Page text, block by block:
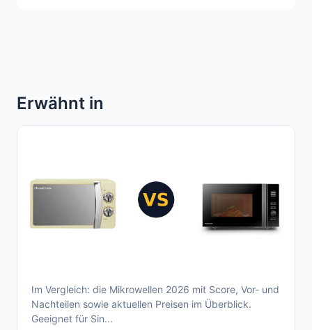
Erwähnt in
Aktueller Mikrowellen Vergleich 2026 – Top
Modelle im Überblick
Im Vergleich: die Mikrowellen 2026 mit Score, Vor- und
Nachteilen sowie aktuellen Preisen im Überblick.
Geeignet für Sin...